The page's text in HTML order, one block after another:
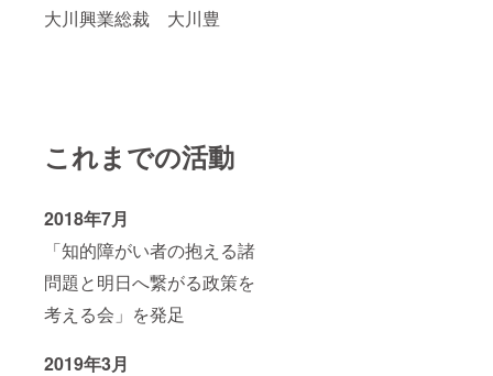
大川興業総裁 大川豊
これまでの活動
2018年7月
「知的障がい者の抱える諸
問題と明日へ繋がる政策を
考える会」を発足
2019年3月